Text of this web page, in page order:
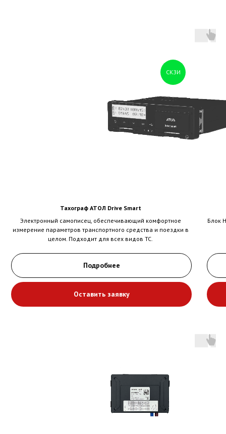
СКЗИ
Тахограф АТОЛ Drive Smart
Электронный самописец, обеспечивающий комфортное
измерение параметров транспортного средства и поездки в
целом. Подходит для всех видов ТС.
Подробнее
Оставить заявку
Блок